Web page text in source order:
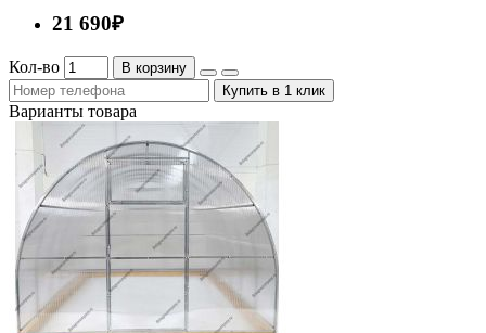
21 690₽
Кол-во
В корзину
Купить в 1 клик
Варианты товара